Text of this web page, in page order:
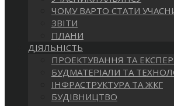
САЙТІ
ЧОМУ ВАРТО СТАТИ
ЗВІТИ
ПЛАНИ
ДІЯЛЬНІСТЬ
ПРОЕКТУВАННЯ ТА
БУДМАТЕРІАЛИ ТА
ІНФРАСТРУКТУРА ТА ЖКГ
БУДІВНИЦТВО